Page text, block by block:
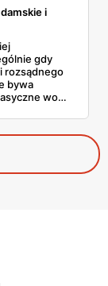
i
gdy
rozsądnego
bywa
wody
ale też
się